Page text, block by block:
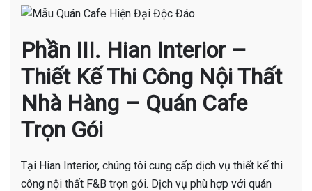
Phần III. Hian Interior –
Thiết Kế Thi Công Nội Thất
Nhà Hàng – Quán Cafe
Trọn Gói
Tại Hian Interior, chúng tôi cung cấp dịch vụ thiết kế thi
công nội thất F&B trọn gói. Dịch vụ phù hợp với quán